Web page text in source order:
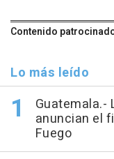
Contenido
Lo más leído
Guatemala.-
anuncian el
Fuego